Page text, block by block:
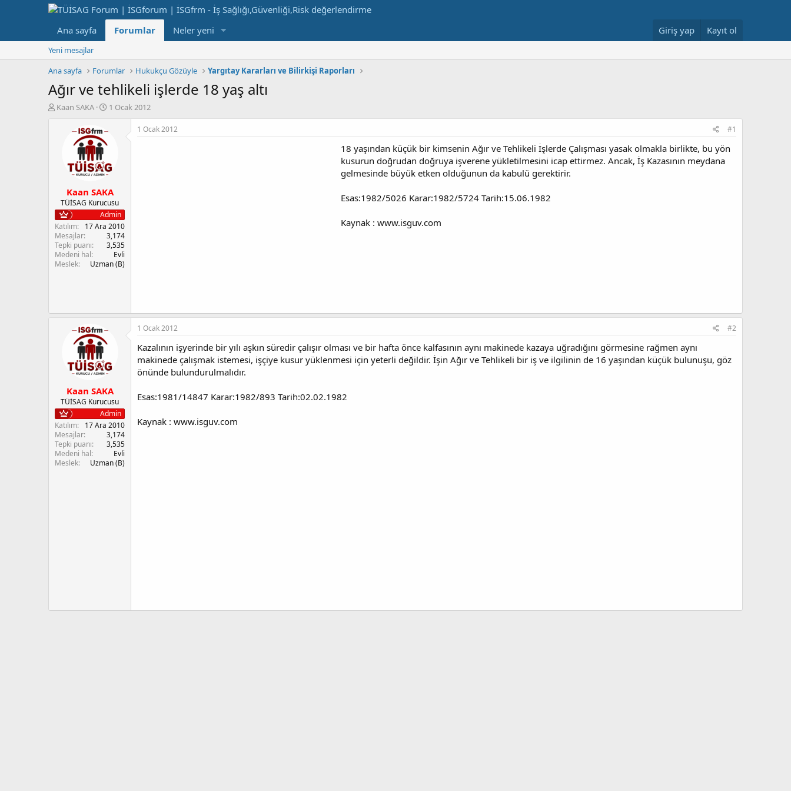
Ana sayfa Forumlar Neler yeni Giriş yap Kayıt ol
Yeni mesajlar
Ana sayfa
Forumlar Hukukçu Gözüyle Yargıtay Kararları ve Bilirkişi Raporları
Ağır ve tehlikeli işlerde 18 yaş altı
K
l
a
t
a
n
Kaan SAKA
B
g
ç
t
a
r
i
h
1 Ocak 2012
Kaan SAKA
TÜİSAG Kurucusu
Admin
Katılım
17 Ara 2010
Mesajlar
3,174
Tepki puanı
3,535
Medeni hal
Evli
Meslek
Uzman (B)
1 Ocak 2012 #1
18 yaşından küçük bir kimsenin Ağır ve Tehlikeli İşlerde Çalışması yasak olmakla birlikte, bu yön
kusurun doğrudan doğruya işverene yükletilmesini icap ettirmez. Ancak, İş Kazasının meydana
gelmesinde büyük etken olduğunun da kabulü gerektirir.
Esas:1982/5026 Karar:1982/5724 Tarih:15.06.1982
Kaynak : www.isguv.com
Kaan SAKA
TÜİSAG Kurucusu
Admin
Katılım
17 Ara 2010
Mesajlar
3,174
Tepki puanı
3,535
Medeni hal
Evli
Meslek
Uzman (B)
1 Ocak 2012 #2
Kazalının işyerinde bir yılı aşkın süredir çalışır olması ve bir hafta önce kalfasının aynı makinede kazaya uğradığını görmesine rağmen aynı
makinede çalışmak istemesi, işçiye kusur yüklenmesi için yeterli değildir. İşin Ağır ve Tehlikeli bir iş ve ilgilinin de 16 yaşından küçük bulunuşu, göz
önünde bulundurulmalıdır.
Esas:1981/14847 Karar:1982/893 Tarih:02.02.1982
Kaynak : www.isguv.com